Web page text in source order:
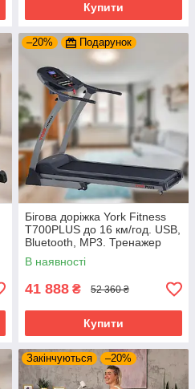
Купити
–20% Подарунок
Бігова доріжка York Fitness
T700PLUS до 16 км/год. USB,
Bluetooth, MP3. Тренажер
для бігу в будинку або
спортзалі
В наявності
41 888 ₴ 52 360 ₴
Купити
Закінчуються –20%